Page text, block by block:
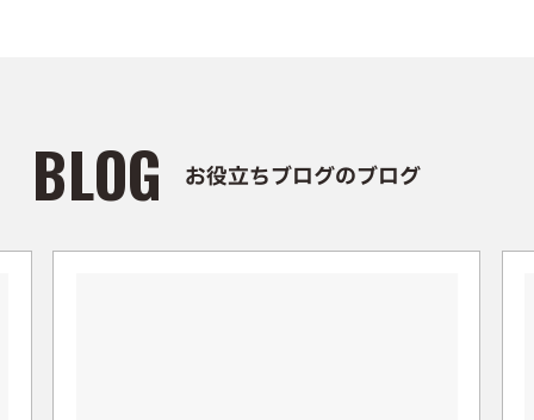
BLOG お役立ちブログのブログ